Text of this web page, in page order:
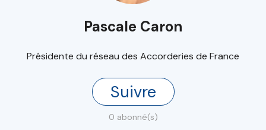
Pascale Caron
Présidente du réseau des Accorderies de France
Suivre
0 abonné(s)